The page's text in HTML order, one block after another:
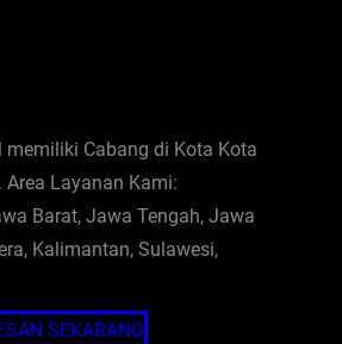
memiliki Cabang di Kota Kota
Area Layanan Kami:
Barat, Jawa Tengah, Jawa
Kalimantan, Sulawesi,
SEKARANG